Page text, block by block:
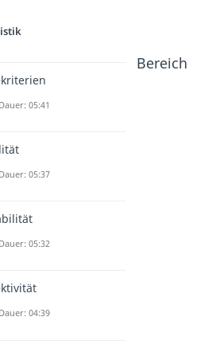
Inhalte aus dem Bereich
Induktive Statistik
fehler
05:41
05:37
05:32
04:39